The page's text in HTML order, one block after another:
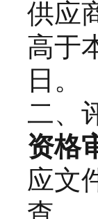
供应
高于
日。
二、
资格
应文